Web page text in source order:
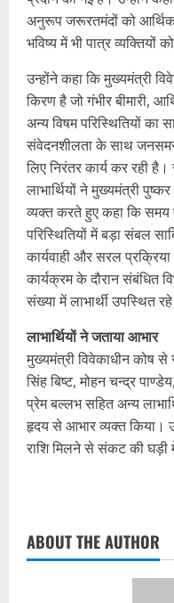
अनुरूप जरूरतमंदों को
भविष्य में भी पात्र व्यक्तियों
उन्होंने कहा कि मुख्यमंत्री
किरण है जो गंभीर बीमारी,
अन्य विषम परिस्थितियों का
संवेदनशीलता के साथ
लिए निरंतर कार्य कर रही
लाभार्थियों ने मुख्यमंत्री
व्यक्त करते हुए कहा कि समय
परिस्थितियों में बड़ा संबल
कार्यवाही और सरल
कार्यक्रम के दौरान संबंधित
संख्या में लाभार्थी उपस्थित
लाभार्थियों ने जताया आभार
मुख्यमंत्री विवेकाधीन कोष से
सिंह बिष्ट, मोहन चन्द्र
प्रेम बल्लभ सहित अन्य
हृदय से आभार व्यक्त किया।
राशि मिलने से संकट की घड़ी
ABOUT THE AUTHOR